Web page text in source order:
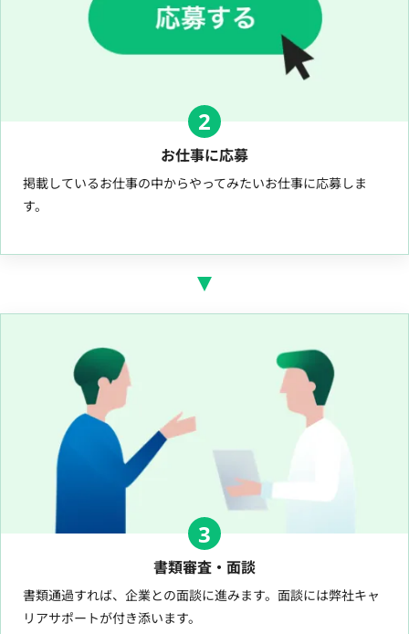
2
お仕事に応募
掲載しているお仕事の中からやってみたいお仕事に応募しま
す。
3
書類審査・面談
書類通過すれば、企業との面談に進みます。面談には弊社キャ
リアサポートが付き添います。